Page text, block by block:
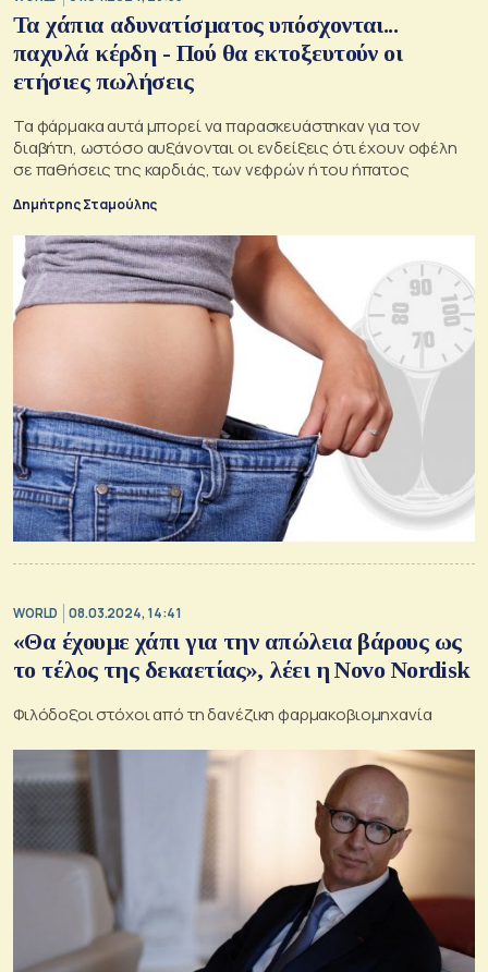
Τα χάπια αδυνατίσματος υπόσχονται...
παχυλά κέρδη - Πού θα εκτοξευτούν οι
ετήσιες πωλήσεις
Τα φάρμακα αυτά μπορεί να παρασκευάστηκαν για τον
διαβήτη, ωστόσο αυξάνονται οι ενδείξεις ότι έχουν οφέλη
σε παθήσεις της καρδιάς, των νεφρών ή του ήπατος
Δημήτρης Σταμούλης
WORLD 08.03.2024, 14:41
«Θα έχουμε χάπι για την απώλεια βάρους ως
το τέλος της δεκαετίας», λέει η Novo Nordisk
Φιλόδοξοι στόχοι από τη δανέζικη φαρμακοβιομηχανία